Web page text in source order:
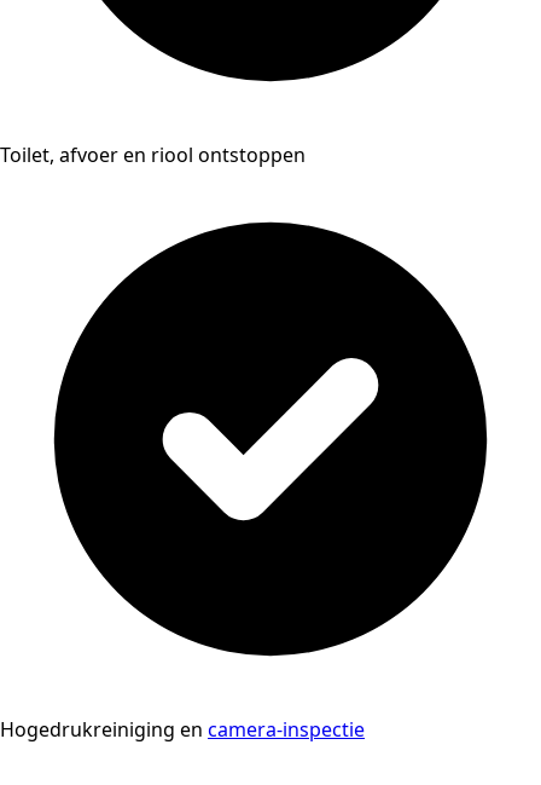
Toilet, afvoer en riool ontstoppen
Hogedrukreiniging en camera-inspectie